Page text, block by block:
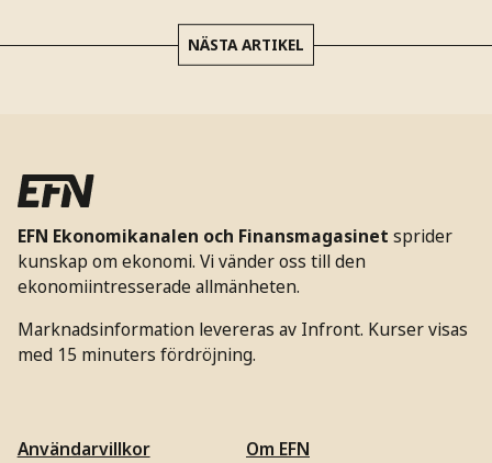
NÄSTA ARTIKEL
EFN Ekonomikanalen och Finansmagasinet sprider
kunskap om ekonomi. Vi vänder oss till den
ekonomiintresserade allmänheten.
Marknadsinformation levereras av Infront. Kurser visas
med 15 minuters fördröjning.
Användarvillkor
Om EFN